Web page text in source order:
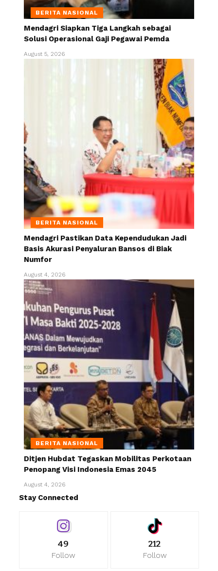
BERITA NASIONAL
Mendagri Siapkan Tiga Langkah sebagai
Solusi Operasional Gaji Pegawai Pemda
August 5, 2026
BERITA NASIONAL
Mendagri Pastikan Data Kependudukan Jadi
Basis Akurasi Penyaluran Bansos di Biak
Numfor
August 4, 2026
BERITA NASIONAL
Ditjen Hubdat Tegaskan Mobilitas Perkotaan
Penopang Visi Indonesia Emas 2045
August 4, 2026
Stay Connected
49
Follow
212
Follow